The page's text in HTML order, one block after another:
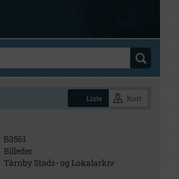
Liste Kort
B3561
Billeder
Tårnby Stads- og Lokalarkiv